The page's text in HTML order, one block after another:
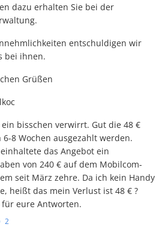
dazu erhalten Sie bei der
entschuldigen wir
bei ihnen.
Grüßen
bisschen verwirrt. Gut die 48 €
8 Wochen ausgezahlt werden.
das Angebot ein
von 240 € auf dem Mobilcom-
seit März zehre. Da ich kein Handy
heißt das mein Verlust ist 48 € ?
für eure Antworten.
2